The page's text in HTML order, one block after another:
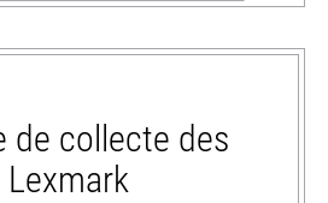
de collecte des